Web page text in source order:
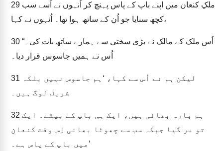
29
کچھ سنایا جو اُن کے ساتھ ہوا تھا۔ اُنہوں نے کہا،
30 “اُس ملک کے مالک نے بڑی سختی سے ہمارے ساتھ بات کی۔
اُس نے ہمیں جاسوس قرار دیا۔
31
شریف لوگ ہیں۔
32
تو مر گیا جبکہ سب سے چھوٹا بھائی اِس وقت کنعان
میں باپ کے پاس ہے۔’